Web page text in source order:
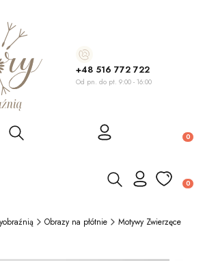
+48 516 772 722
Od pn. do pt. 9:00 - 16:00
Otwórz wyszukiwarkę
Otwórz wyszukiwarkę
Obrazy na płótnie Motywy Zwierzęce